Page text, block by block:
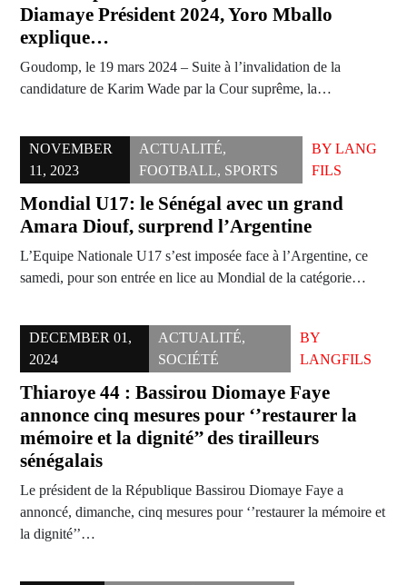
Diamaye Président 2024, Yoro Mballo
explique…
Goudomp, le 19 mars 2024 – Suite à l’invalidation de la
candidature de Karim Wade par la Cour suprême, la…
NOVEMBER
11, 2023
ACTUALITÉ,
FOOTBALL, SPORTS
BY LANG
FILS
Mondial U17: le Sénégal avec un grand
Amara Diouf, surprend l’Argentine
L’Equipe Nationale U17 s’est imposée face à l’Argentine, ce
samedi, pour son entrée en lice au Mondial de la catégorie…
DECEMBER 01,
2024
ACTUALITÉ,
SOCIÉTÉ
BY
LANGFILS
Thiaroye 44 : Bassirou Diomaye Faye
annonce cinq mesures pour ‘’restaurer la
mémoire et la dignité’’ des tirailleurs
sénégalais
Le président de la République Bassirou Diomaye Faye a
annoncé, dimanche, cinq mesures pour ‘’restaurer la mémoire et
la dignité’’…